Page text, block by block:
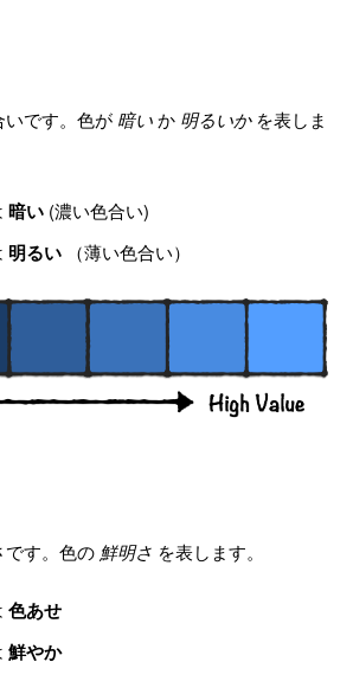
です。色が 暗いか 明るいかを表しま
暗い (濃い色合い)
明るい （薄い色合い）
す。色の 鮮明さ を表します。
色あせ
鮮やか